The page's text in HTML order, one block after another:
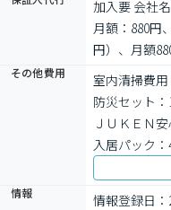
加入要 会社
月額：880円
円）、月額
その他費用
室内清掃費用
防災セット：
ＪＵＫＥＮ
入居パック：
情報
情報登録日